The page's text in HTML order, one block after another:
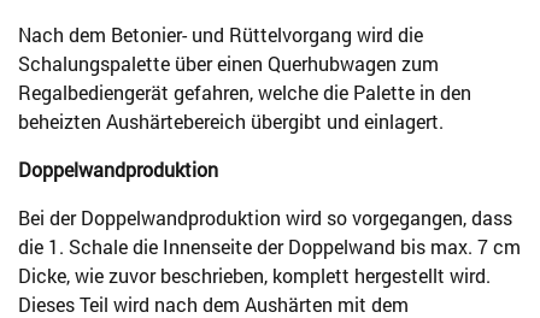
Nach dem Betonier- und Rüttelvorgang wird die
Schalungspalette über einen Querhubwagen zum
Regalbediengerät gefahren, welche die Palette in den
beheizten Aushärtebereich übergibt und einlagert.
Doppelwandproduktion
Bei der Doppelwandproduktion wird so vorgegangen, dass
die 1. Schale die Innenseite der Doppelwand bis max. 7 cm
Dicke, wie zuvor beschrieben, komplett hergestellt wird.
Dieses Teil wird nach dem Aushärten mit dem